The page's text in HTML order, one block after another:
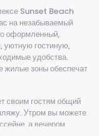
Sunset Beach
на незабываемый
оформленный,
уютную гостиную,
удобства.
жилые зоны обеспечат
своим гостям общий
Утром вы можете
а вечером